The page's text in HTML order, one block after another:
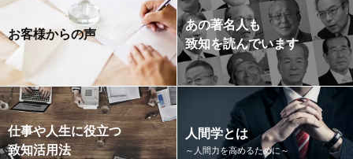
お客様からの声
あの著名人も
致知を読んでいます
仕事や人生に役立つ
致知活用法
人間学とは
～人間力を高めるために～